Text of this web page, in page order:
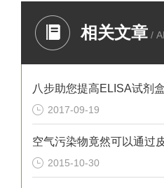
相关文章 /
2017-09-19
2015-10-30